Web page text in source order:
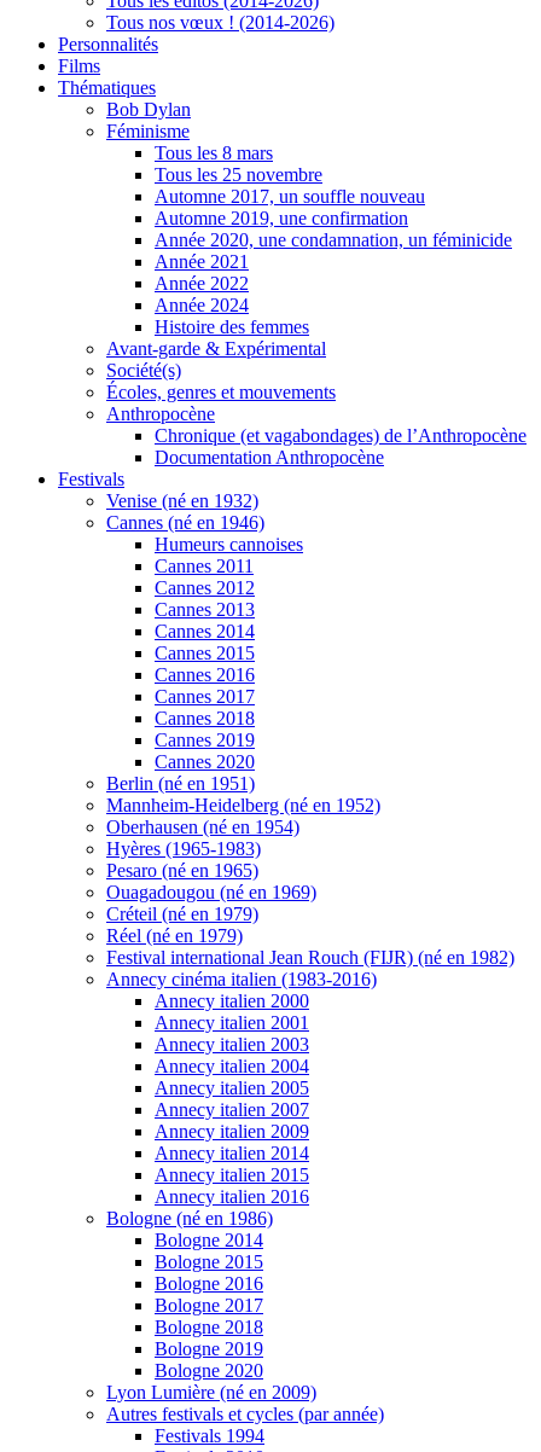
Tous nos vœux ! (2014-2026)
Personnalités
Films
Thématiques
Bob Dylan
Féminisme
Tous les 8 mars
Tous les 25 novembre
Automne 2017, un souffle nouveau
Automne 2019, une confirmation
Année 2020, une condamnation, un féminicide
Année 2021
Année 2022
Année 2024
Histoire des femmes
Avant-garde & Expérimental
Société(s)
Écoles, genres et mouvements
Anthropocène
Chronique (et vagabondages) de l’Anthropocène
Documentation Anthropocène
Festivals
Venise (né en 1932)
Cannes (né en 1946)
Humeurs cannoises
Cannes 2011
Cannes 2012
Cannes 2013
Cannes 2014
Cannes 2015
Cannes 2016
Cannes 2017
Cannes 2018
Cannes 2019
Cannes 2020
Berlin (né en 1951)
Mannheim-Heidelberg (né en 1952)
Oberhausen (né en 1954)
Hyères (1965-1983)
Pesaro (né en 1965)
Ouagadougou (né en 1969)
Créteil (né en 1979)
Réel (né en 1979)
Festival international Jean Rouch (FIJR) (né en 1982)
Annecy cinéma italien (1983-2016)
Annecy italien 2000
Annecy italien 2001
Annecy italien 2003
Annecy italien 2004
Annecy italien 2005
Annecy italien 2007
Annecy italien 2009
Annecy italien 2014
Annecy italien 2015
Annecy italien 2016
Bologne (né en 1986)
Bologne 2014
Bologne 2015
Bologne 2016
Bologne 2017
Bologne 2018
Bologne 2019
Bologne 2020
Lyon Lumière (né en 2009)
Autres festivals et cycles (par année)
Festivals 1994